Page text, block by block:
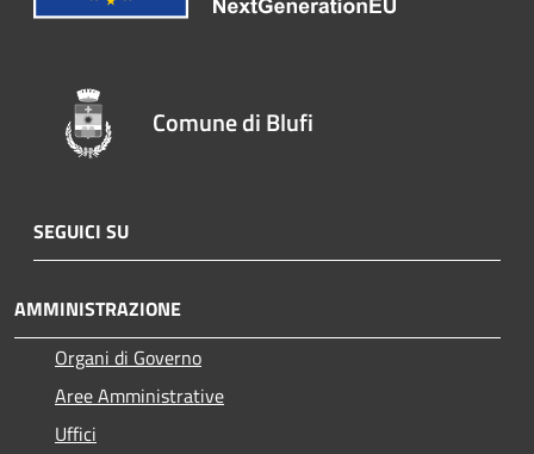
Comune di Blufi
SEGUICI SU
AMMINISTRAZIONE
Organi di Governo
Aree Amministrative
Uffici